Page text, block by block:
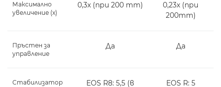
Максимално
увеличение (x)
0,3x (при 200 mm)
0,23x (при
200mm)
Пръстен за
управление
Да Да
Стабилизатор
EOS R8: 5,5 (в
EOS R: 5